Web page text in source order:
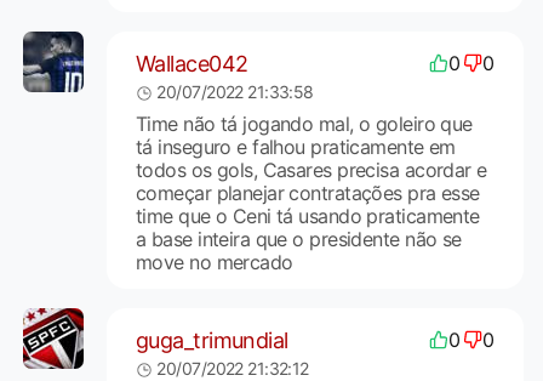
Wallace042 0 0
20/07/2022 21:33:58
Time não tá jogando mal, o goleiro que
tá inseguro e falhou praticamente em
todos os gols, Casares precisa acordar e
começar planejar contratações pra esse
time que o Ceni tá usando praticamente
a base inteira que o presidente não se
move no mercado
guga_trimundial 0 0
20/07/2022 21:32:12